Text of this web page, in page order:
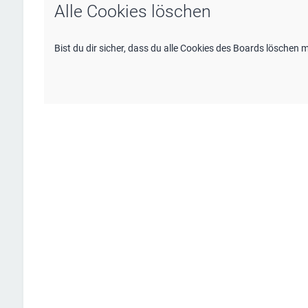
Alle Cookies löschen
Bist du dir sicher, dass du alle Cookies des Boards löschen